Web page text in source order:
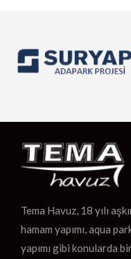
Tema Havuz, 18 yılı
hamam yapımı, aqua
yapımı gibi konularda